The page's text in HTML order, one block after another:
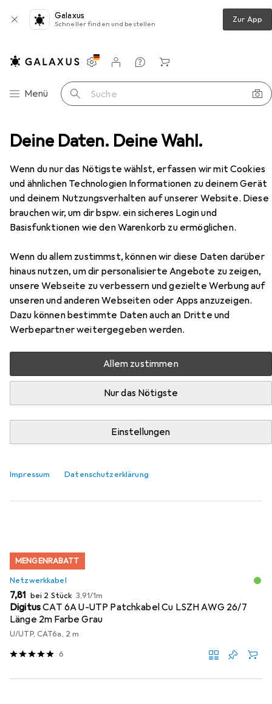
Deine Daten. Deine Wahl.
Wenn du nur das Nötigste wählst, erfassen wir mit Cookies
und ähnlichen Technologien Informationen zu deinem Gerät
und deinem Nutzungsverhalten auf unserer Website. Diese
brauchen wir, um dir bspw. ein sicheres Login und
Basisfunktionen wie den Warenkorb zu ermöglichen.
Wenn du allem zustimmst, können wir diese Daten darüber
hinaus nutzen, um dir personalisierte Angebote zu zeigen,
unsere Webseite zu verbessern und gezielte Werbung auf
unseren und anderen Webseiten oder Apps anzuzeigen.
Dazu können bestimmte Daten auch an Dritte und
Werbepartner weitergegeben werden.
Allem zustimmen
Nur das Nötigste
Einstellungen
Impressum Datenschutzerklärung
Galaxus
Schneller finden und bestellen Zur App
Navigation nach Kategorien
Menü Suche
Einstellungen
Kundenkonto
Vergleichslisten
Merklisten
Warenkorb
Netzwerk Netzwerkkabel Digitus Netzwerkkabel
EUR
4,30 bei 2 Stück EUR
1,43/1m
DigitusNetzwerkkabel
U/UTP, CAT6a, 3 m
Zubehör für Digitus
Netzwerkkabel
Hier findest du passendes Zubehör zum Produkt Digitus
Netzwerkkabel aus der Kategorie Netzwerkkabel.
Relevanz
DigitusNetzwerkkabel
8
MENGENRABATT
Netzwerkkabel
EUR
7,81 bei 2 Stück EUR
3,91/1m
DigitusCAT 6A U-UTP Patchkabel Cu LSZH AWG 26/7
Länge 2m Farbe Grau
U/UTP, CAT6a, 2 m
6